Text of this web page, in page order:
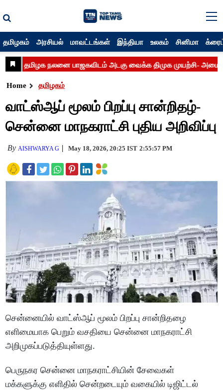
தமிழகம் அரசியல் மாவட்டங்கள் இந்தியா உலகம் சினிமா
Home தமிழகம்
வாட்ஸ்ஆப் மூலம் பிறப்பு சான்றிதழ்-
சென்னை மாநகராட்சி புதிய அறிவிப்பு
By AISHWARYA G May 18, 2026, 20:25 IST 2:55:57 PM
சென்னையில் வாட்ஸ்ஆப் மூலம் பிறப்பு சான்றிதழை
எளிமையாக பெறும் வசதியை சென்னை மாநகராட்சி
அறிமுகப்படுத்தியுள்ளது.
பெருநகர சென்னை மாநகராட்சியின் சேவைகள்
மக்களுக்கு எளிதில் சென்றடையும் வகையில் டிஜிட்டல்